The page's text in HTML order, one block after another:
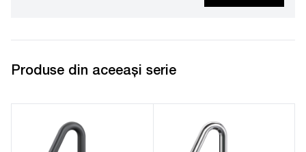
Produse din aceeași serie